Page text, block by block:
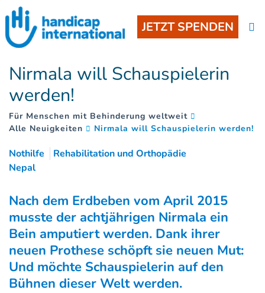
JETZT SPENDEN
Nirmala will Schauspielerin
werden!
Für Menschen mit Behinderung weltweit
Alle Neuigkeiten
Nirmala will Schauspielerin werden!
Nothilfe
Rehabilitation und Orthopädie
Nepal
Nach dem Erdbeben vom April 2015
musste der achtjährigen Nirmala ein
Bein amputiert werden. Dank ihrer
neuen Prothese schöpft sie neuen Mut:
Und möchte Schauspielerin auf den
Bühnen dieser Welt werden.